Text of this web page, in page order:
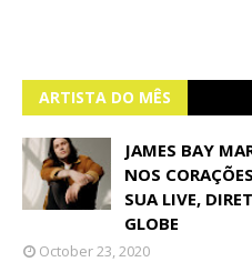
ARTISTA DO MÊS
JAMES BAY
NOS
SUA LIVE,
GLOBE
October 23, 2020